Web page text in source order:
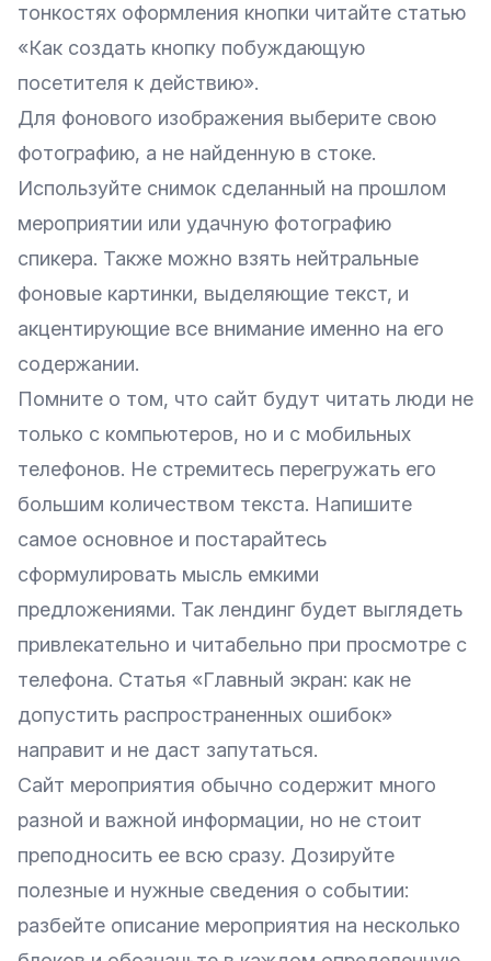
тонкостях оформления кнопки читайте статью
«Как создать кнопку побуждающую
посетителя к действию».
Для фонового изображения выберите свою
фотографию, а не найденную в стоке.
Используйте снимок сделанный на прошлом
мероприятии или удачную фотографию
спикера. Также можно взять нейтральные
фоновые картинки, выделяющие текст, и
акцентирующие все внимание именно на его
содержании.
Помните о том, что сайт будут читать люди не
только с компьютеров, но и с мобильных
телефонов. Не стремитесь перегружать его
большим количеством текста. Напишите
самое основное и постарайтесь
сформулировать мысль емкими
предложениями. Так лендинг будет выглядеть
привлекательно и читабельно при просмотре с
телефона. Статья «Главный экран: как не
допустить распространенных ошибок»
направит и не даст запутаться.
Сайт мероприятия обычно содержит много
разной и важной информации, но не стоит
преподносить ее всю сразу. Дозируйте
полезные и нужные сведения о событии:
разбейте описание мероприятия на несколько